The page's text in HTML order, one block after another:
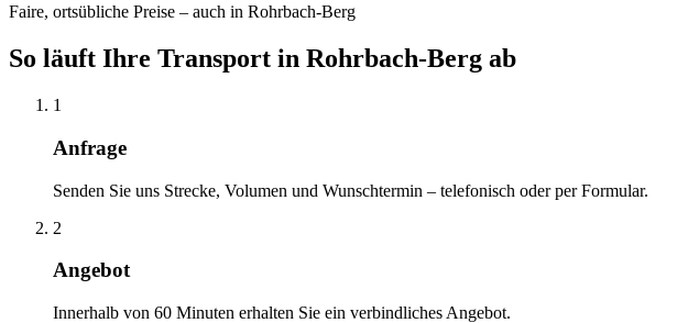
Faire, ortsübliche Preise – auch in Rohrbach-Berg
So läuft Ihre Transport in Rohrbach-Berg ab
1
Anfrage
Senden Sie uns Strecke, Volumen und Wunschtermin – telefonisch oder per Formular.
2
Angebot
Innerhalb von 60 Minuten erhalten Sie ein verbindliches Angebot.